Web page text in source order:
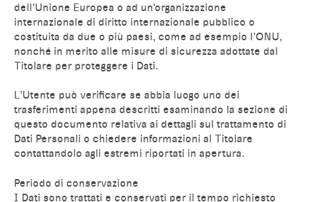
dell’Unione Europea o ad un’organizzazione
internazionale di diritto internazionale pubblico o
costituita da due o più paesi, come ad esempio l’ONU,
nonché in merito alle misure di sicurezza adottate dal
Titolare per proteggere i Dati.
L’Utente può verificare se abbia luogo uno dei
trasferimenti appena descritti esaminando la sezione di
questo documento relativa ai dettagli sul trattamento di
Dati Personali o chiedere informazioni al Titolare
contattandolo agli estremi riportati in apertura.
Periodo di conservazione
I Dati sono trattati e conservati per il tempo richiesto